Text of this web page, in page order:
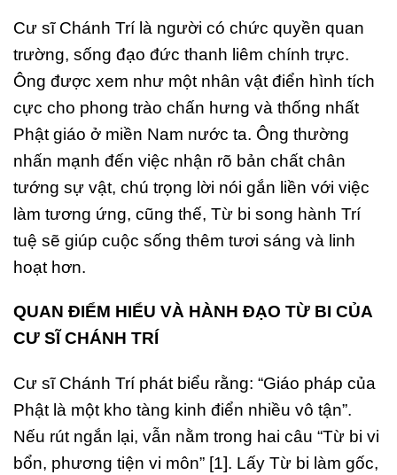
Cư sĩ Chánh Trí là người có chức quyền quan
trường, sống đạo đức thanh liêm chính trực.
Ông được xem như một nhân vật điển hình tích
cực cho phong trào chấn hưng và thống nhất
Phật giáo ở miền Nam nước ta. Ông thường
nhấn mạnh đến việc nhận rõ bản chất chân
tướng sự vật, chú trọng lời nói gắn liền với việc
làm tương ứng, cũng thế, Từ bi song hành Trí
tuệ sẽ giúp cuộc sống thêm tươi sáng và linh
hoạt hơn.
QUAN ĐIỂM HIỂU VÀ HÀNH ĐẠO TỪ BI CỦA
CƯ SĨ CHÁNH TRÍ
Cư sĩ Chánh Trí phát biểu rằng: “Giáo pháp của
Phật là một kho tàng kinh điển nhiều vô tận”.
Nếu rút ngắn lại, vẫn nằm trong hai câu “Từ bi vi
bổn, phương tiện vi môn” [1]. Lấy Từ bi làm gốc,